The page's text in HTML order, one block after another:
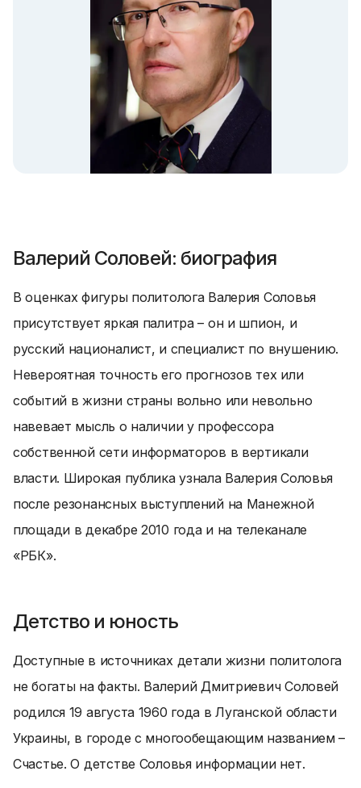
Валерий Соловей: биография
В оценках фигуры политолога Валерия Соловья
присутствует яркая палитра – он и шпион, и
русский националист, и специалист по внушению.
Невероятная точность его прогнозов тех или
событий в жизни страны вольно или невольно
навевает мысль о наличии у профессора
собственной сети информаторов в вертикали
власти. Широкая публика узнала Валерия Соловья
после резонансных выступлений на Манежной
площади в декабре 2010 года и на телеканале
«РБК».
Детство и юность
Доступные в источниках детали жизни политолога
не богаты на факты. Валерий Дмитриевич Соловей
родился 19 августа 1960 года в Луганской области
Украины, в городе с многообещающим названием –
Счастье. О детстве Соловья информации нет.